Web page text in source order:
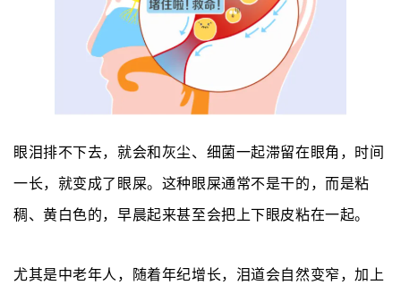
眼泪排不下去，就会和灰尘、细菌一起滞留在眼角，时间
一长，就变成了眼屎。这种眼屎通常不是干的，而是粘
稠、黄白色的，早晨起来甚至会把上下眼皮粘在一起。
尤其是中老年人，随着年纪增长，泪道会自然变窄，加上